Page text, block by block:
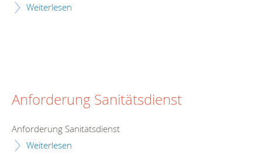
Weiterlesen
Anforderung Sanitätsdienst
Anforderung Sanitätsdienst
Weiterlesen